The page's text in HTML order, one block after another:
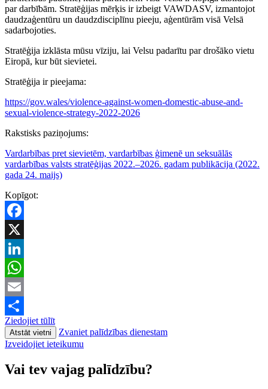
par darbībām. Stratēģijas mērķis ir izbeigt VAWDASV, izmantojot
daudzaģentūru un daudzdisciplīnu pieeju, aģentūrām visā Velsā
sadarbojoties.
Stratēģija izklāsta mūsu vīziju, lai Velsu padarītu par drošāko vietu
Eiropā, kur būt sievietei.
Stratēģija ir pieejama:
https://gov.wales/violence-against-women-domestic-abuse-and-
sexual-violence-strategy-2022-2026
Rakstisks paziņojums:
Vardarbības pret sievietēm, vardarbības ģimenē un seksuālās
vardarbības valsts stratēģijas 2022.–2026. gadam publikācija (2022.
gada 24. maijs)
Kopīgot:
Facebook
X
LinkedIn
WhatsApp
Email
Share
Ziedojiet tūlīt
Atstāt vietni
Zvaniet palīdzības dienestam
Izveidojiet ieteikumu
Vai tev vajag palīdzību?